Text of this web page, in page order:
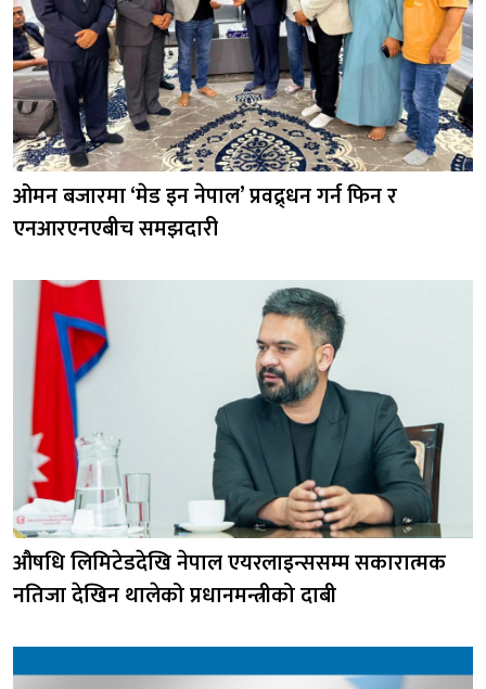
ओमन बजारमा ‘मेड इन नेपाल’ प्रवद्र्धन गर्न फिन र
एनआरएनएबीच समझदारी
औषधि लिमिटेडदेखि नेपाल एयरलाइन्ससम्म सकारात्मक
नतिजा देखिन थालेको प्रधानमन्त्रीको दाबी